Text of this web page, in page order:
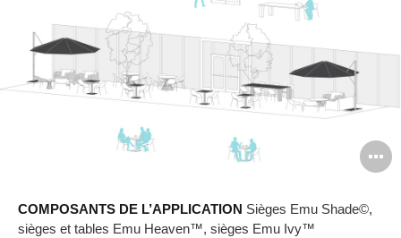
COMPOSANTS DE L’APPLICATION Sièges Emu Shade©,
sièges et tables Emu Heaven™, sièges Emu Ivy™